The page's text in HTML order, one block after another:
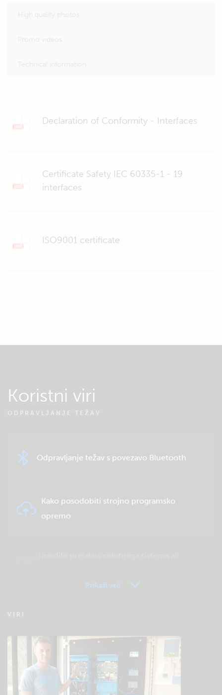
Declaration of Conformity - Interfaces
Certificate Safety IEC 60335-1 - 19
interfaces
ISO9001 certificate
Koristni viri
ODPRAVLJANJE TEŽAV
Odpravljanje težav s povezavo Bluetooth
Kako posodobiti strojno programsko
opremo
Preverite bazo znanja skupnosti
Prikaži več
VIRI